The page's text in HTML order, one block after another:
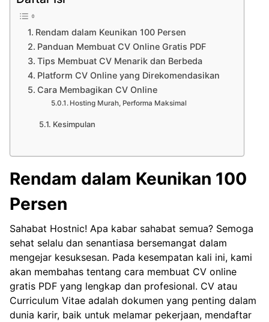
Rendam dalam Keunikan 100 Persen
Panduan Membuat CV Online Gratis PDF
Tips Membuat CV Menarik dan Berbeda
Platform CV Online yang Direkomendasikan
Cara Membagikan CV Online
Hosting Murah, Performa Maksimal
Kesimpulan
Rendam dalam Keunikan 100
Persen
Sahabat Hostnic! Apa kabar sahabat semua? Semoga
sehat selalu dan senantiasa bersemangat dalam
mengejar kesuksesan. Pada kesempatan kali ini, kami
akan membahas tentang cara membuat CV online
gratis PDF yang lengkap dan profesional. CV atau
Curriculum Vitae adalah dokumen yang penting dalam
dunia karir, baik untuk melamar pekerjaan, mendaftar